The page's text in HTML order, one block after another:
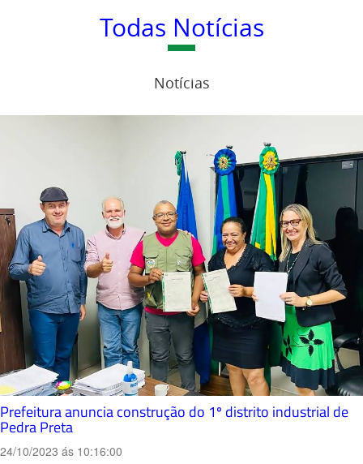
Todas Notícias
Notícias
Prefeitura anuncia construção do 1º distrito industrial de
Pedra Preta
24/10/2023 ás 10:16:00